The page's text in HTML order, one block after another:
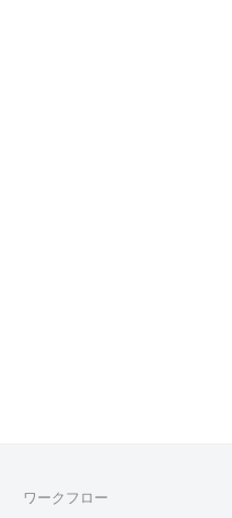
ワークフロー